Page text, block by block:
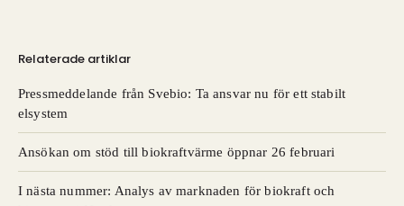
Relaterade artiklar
Pressmeddelande från Svebio: Ta ansvar nu för ett stabilt
elsystem
Ansökan om stöd till biokraftvärme öppnar 26 februari
I nästa nummer: Analys av marknaden för biokraft och